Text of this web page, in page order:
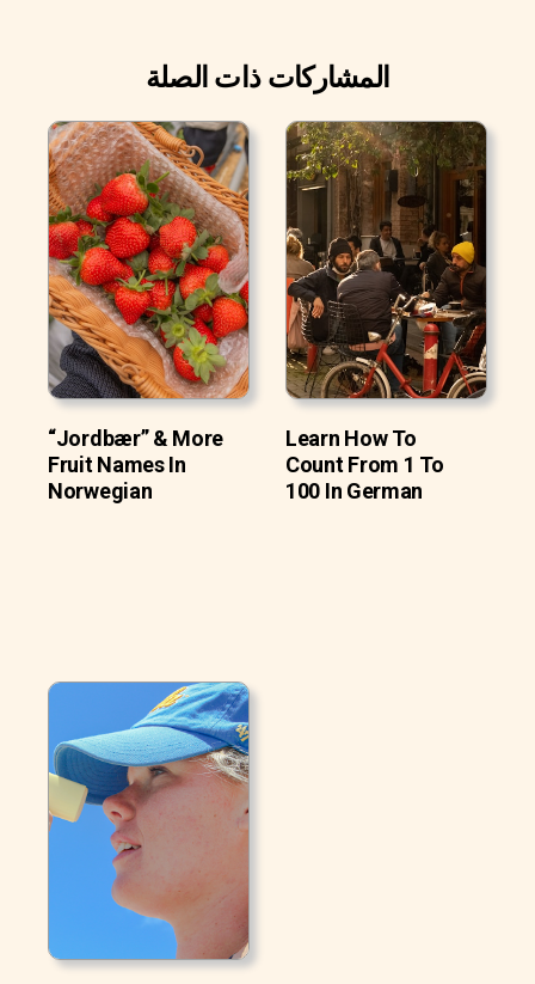
المشاركات ذات الصلة
“Jordbær” & More
Fruit Names In
Norwegian
Learn How To
Count From 1 To
100 In German